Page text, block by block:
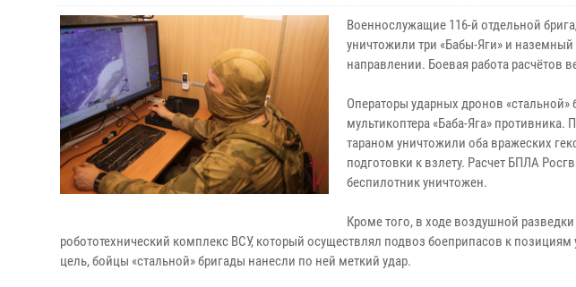
Военнослужащие 116-й отдельной
уничтожили три «Бабы-Яги» и
направлении. Боевая работа расчётов
Операторы ударных дронов
мультикоптера «Баба-Яга»
тараном уничтожили оба вражеских
подготовки к взлету. Расчет БПЛА
беспилотник уничтожен.
Кроме того, в ходе воздушной
робототехнический комплекс ВСУ, который осуществлял подвоз боеприпасов к
цель, бойцы «стальной» бригады нанесли по ней меткий удар.